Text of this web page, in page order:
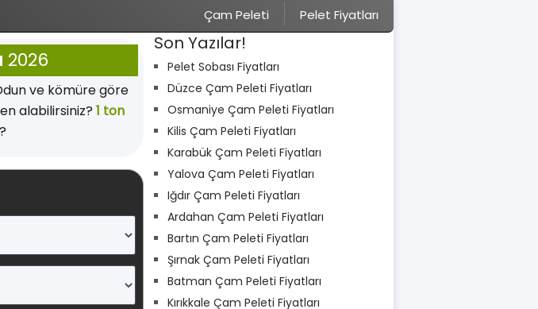
Çam Peleti Pelet Fiyatları
2026
ve kömüre göre
alabilirsiniz? 1 ton
Son Yazılar!
Pelet Sobası Fiyatları
Düzce Çam Peleti Fiyatları
Osmaniye Çam Peleti Fiyatları
Kilis Çam Peleti Fiyatları
Karabük Çam Peleti Fiyatları
Yalova Çam Peleti Fiyatları
Iğdır Çam Peleti Fiyatları
Ardahan Çam Peleti Fiyatları
Bartın Çam Peleti Fiyatları
Şırnak Çam Peleti Fiyatları
Batman Çam Peleti Fiyatları
Kırıkkale Çam Peleti Fiyatları